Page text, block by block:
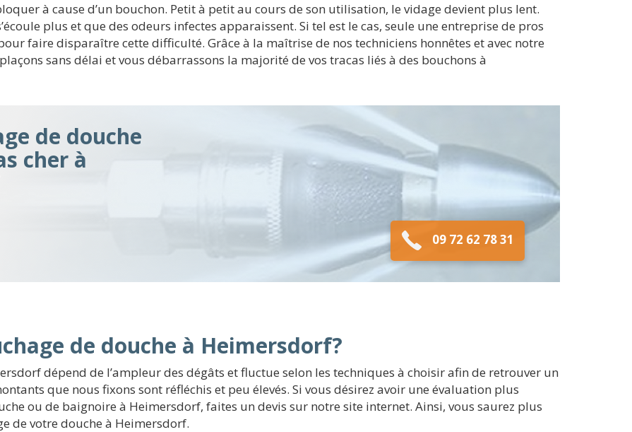
à cause d’un bouchon. Petit à petit au cours de son utilisation, le vidage devient plus lent.
plus et que des odeurs infectes apparaissent. Si tel est le cas, seule une entreprise de pros
faire disparaître cette difficulté. Grâce à la maîtrise de nos techniciens honnêtes et avec notre
sans délai et vous débarrassons la majorité de vos tracas liés à des bouchons à
de douche
cher à
09 72 62 78 31
de douche à Heimersdorf?
dépend de l’ampleur des dégâts et fluctue selon les techniques à choisir afin de retrouver un
que nous fixons sont réfléchis et peu élevés. Si vous désirez avoir une évaluation plus
ou de baignoire à Heimersdorf, faites un devis sur notre site internet. Ainsi, vous saurez plus
de votre douche à Heimersdorf.